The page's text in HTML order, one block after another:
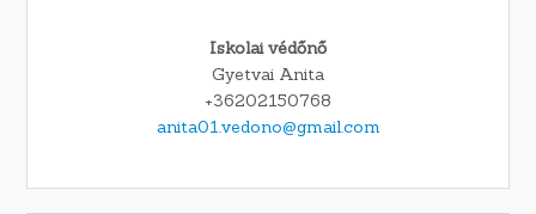
Iskolai védőnő
Gyetvai Anita
+36202150768
anita01.vedono@gmail.com